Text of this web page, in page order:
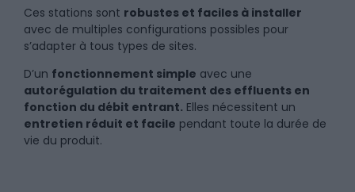
Ces stations sont robustes et faciles à installer
avec de multiples configurations possibles pour
s’adapter à tous types de sites.
D’un fonctionnement simple avec une
autorégulation du traitement des effluents en
fonction du débit entrant. Elles nécessitent un
entretien réduit et facile pendant toute la durée de
vie du produit.